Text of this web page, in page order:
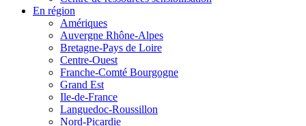
En région
Amériques
Auvergne Rhône-Alpes
Bretagne-Pays de Loire
Centre-Ouest
Franche-Comté Bourgogne
Grand Est
Ile-de-France
Languedoc-Roussillon
Nord-Picardie